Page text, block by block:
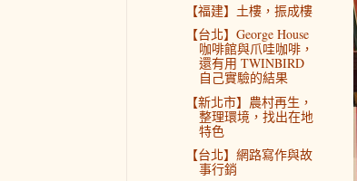
【福建】土樓，振成樓
【台北】George House
咖啡館與爪哇咖啡，
還有用 TWINBIRD
自己實驗的結果
【新北市】農村再生，
整理環境，找出在地
特色
【台北】網路寫作與故
事行銷